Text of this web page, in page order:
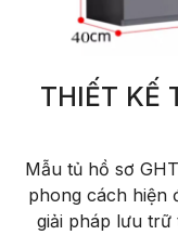
THIẾT KẾ
Mẫu tủ hồ sơ
phong cách hiện
giải pháp lưu trữ